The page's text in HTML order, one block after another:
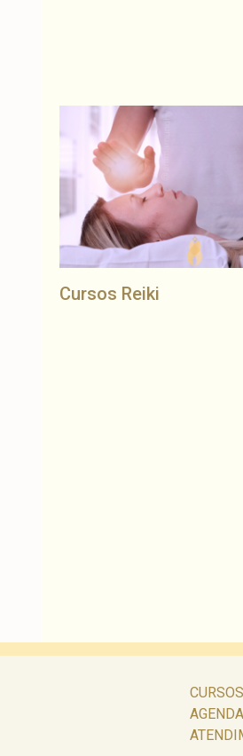
Cursos Reiki
CURSOS
AGENDA